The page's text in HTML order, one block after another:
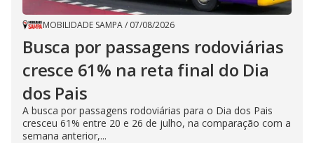
MOBILIDADE SAMPA/ 07/08/2026
Busca por passagens rodoviárias
cresce 61% na reta final do Dia
dos Pais
A busca por passagens rodoviárias para o Dia dos Pais
cresceu 61% entre 20 e 26 de julho, na comparação com a
semana anterior,...